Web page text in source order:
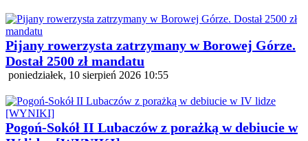
Pijany rowerzysta zatrzymany w Borowej Górze.
Dostał 2500 zł mandatu
poniedziałek, 10 sierpień 2026 10:55
Pogoń-Sokół II Lubaczów z porażką w debiucie w